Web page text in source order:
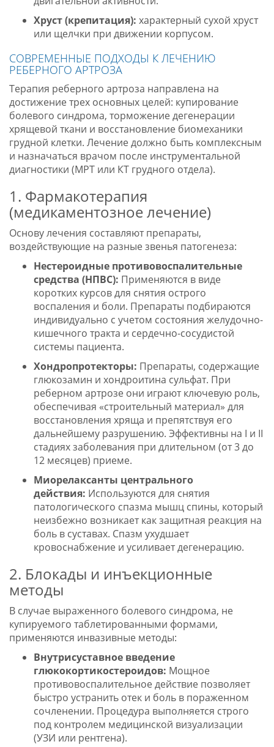
Хруст (крепитация): характерный сухой хруст
или щелчки при движении корпусом.
СОВРЕМЕННЫЕ ПОДХОДЫ К ЛЕЧЕНИЮ
РЕБЕРНОГО АРТРОЗА
Терапия реберного артроза направлена на
достижение трех основных целей: купирование
болевого синдрома, торможение дегенерации
хрящевой ткани и восстановление биомеханики
грудной клетки. Лечение должно быть комплексным
и назначаться врачом после инструментальной
диагностики (МРТ или КТ грудного отдела).
1. Фармакотерапия
(медикаментозное лечение)
Основу лечения составляют препараты,
воздействующие на разные звенья патогенеза:
Нестероидные противовоспалительные
средства (НПВС): Применяются в виде
коротких курсов для снятия острого
воспаления и боли. Препараты подбираются
индивидуально с учетом состояния желудочно-
кишечного тракта и сердечно-сосудистой
системы пациента.
Хондропротекторы: Препараты, содержащие
глюкозамин и хондроитина сульфат. При
реберном артрозе они играют ключевую роль,
обеспечивая «строительный материал» для
восстановления хряща и препятствуя его
дальнейшему разрушению. Эффективны на I и II
стадиях заболевания при длительном (от 3 до
12 месяцев) приеме.
Миорелаксанты центрального
действия: Используются для снятия
патологического спазма мышц спины, который
неизбежно возникает как защитная реакция на
боль в суставах. Спазм ухудшает
кровоснабжение и усиливает дегенерацию.
2. Блокады и инъекционные
методы
В случае выраженного болевого синдрома, не
купируемого таблетированными формами,
применяются инвазивные методы:
Внутрисуставное введение
глюкокортикостероидов: Мощное
противовоспалительное действие позволяет
быстро устранить отек и боль в пораженном
сочленении. Процедура выполняется строго
под контролем медицинской визуализации
(УЗИ или рентгена).